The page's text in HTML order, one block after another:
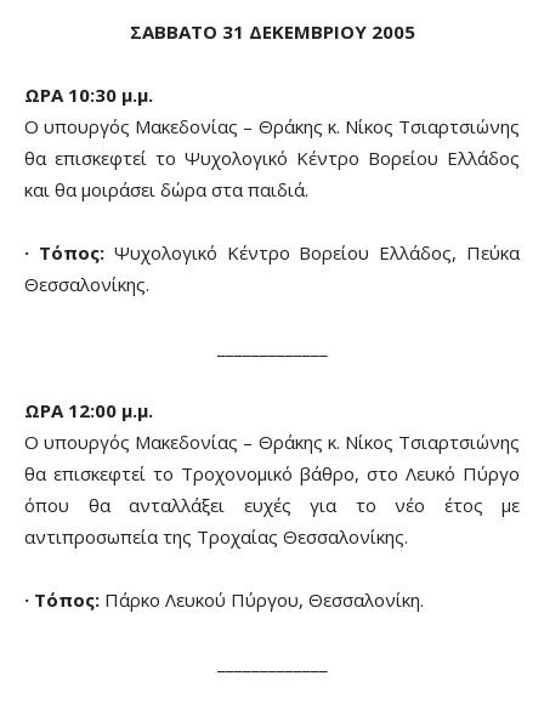
ΣΑΒΒΑΤΟ 31 ΔΕΚΕΜΒΡΙΟΥ 2005
ΩΡΑ 10:30 μ.μ.
Ο υπουργός Μακεδονίας – Θράκης κ. Νίκος Τσιαρτσιώνης
θα επισκεφτεί το Ψυχολογικό Κέντρο Βορείου Ελλάδος
και θα μοιράσει δώρα στα παιδιά.
· Τόπος:Ψυχολογικό Κέντρο Βορείου Ελλάδος, Πεύκα
Θεσσαλονίκης.
ΩΡΑ 12:00 μ.μ.
Ο υπουργός Μακεδονίας – Θράκης κ. Νίκος Τσιαρτσιώνης
θα επισκεφτεί το Τροχονομικό βάθρο, στο Λευκό Πύργο
όπου θα ανταλλάξει ευχές για το νέο έτος με
αντιπροσωπεία της Τροχαίας Θεσσαλονίκης.
· Τόπος: Πάρκο Λευκού Πύργου, Θεσσαλονίκη.